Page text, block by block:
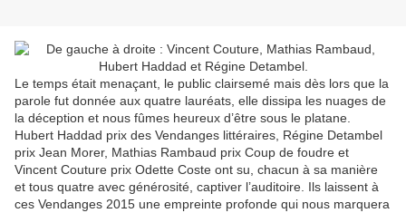
Le temps était menaçant, le public clairsemé mais dès lors que la
parole fut donnée aux quatre lauréats, elle dissipa les nuages de
la déception et nous fûmes heureux d’être sous le platane.
Hubert Haddad prix des Vendanges littéraires, Régine Detambel
prix Jean Morer, Mathias Rambaud prix Coup de foudre et
Vincent Couture prix Odette Coste ont su, chacun à sa manière
et tous quatre avec générosité, captiver l’auditoire. Ils laissent à
ces Vendanges 2015 une empreinte profonde qui nous marquera